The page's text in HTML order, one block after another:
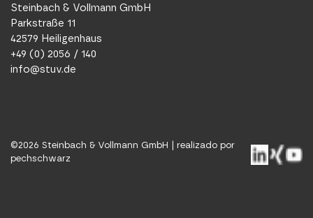
Steinbach & Vollmann GmbH
Parkstraße 11
42579 Heiligenhaus
+49 (0) 2056 / 140
info@stuv.de
©2026 Steinbach & Vollmann GmbH | realizado por
pechschwarz